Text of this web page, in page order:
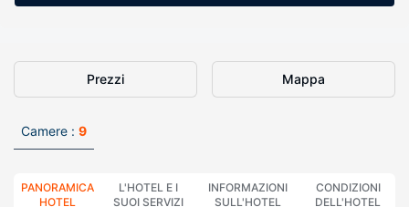
Prezzi Mappa
Camere : 9
PANORAMICA
HOTEL
L'HOTEL E I
SUOI SERVIZI
INFORMAZIONI
SULL'HOTEL
CONDIZIONI
DELL'HOTEL